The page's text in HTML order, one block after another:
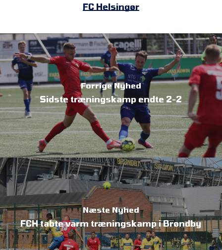
FC Helsingør
Forrige Nyhed
Sidste træningskamp endte 2-2
Næste Nyhed
FCH tabte varm træningskamp i Brøndby